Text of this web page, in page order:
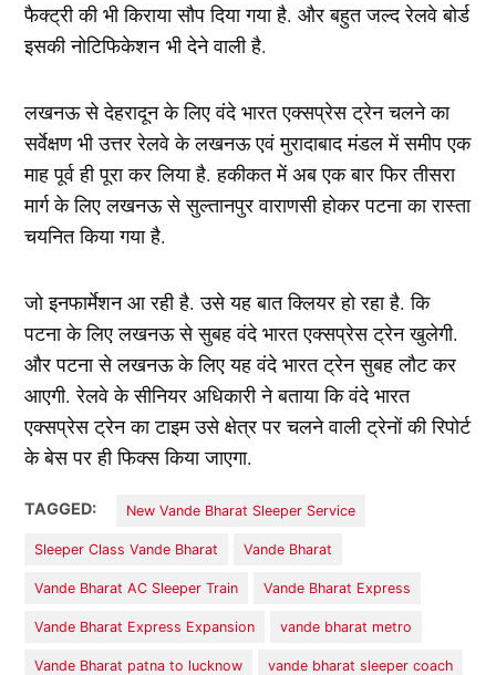
फैक्ट्री की भी किराया सौप दिया गया है. और बहुत जल्द रेलवे बोर्ड
इसकी नोटिफिकेशन भी देने वाली है.
लखनऊ से देहरादून के लिए वंदे भारत एक्सप्रेस ट्रेन चलने का
सर्वेक्षण भी उत्तर रेलवे के लखनऊ एवं मुरादाबाद मंडल में समीप एक
माह पूर्व ही पूरा कर लिया है. हकीकत में अब एक बार फिर तीसरा
मार्ग के लिए लखनऊ से सुल्तानपुर वाराणसी होकर पटना का रास्ता
चयनित किया गया है.
जो इनफार्मेशन आ रही है. उसे यह बात क्लियर हो रहा है. कि
पटना के लिए लखनऊ से सुबह वंदे भारत एक्सप्रेस ट्रेन खुलेगी.
और पटना से लखनऊ के लिए यह वंदे भारत ट्रेन सुबह लौट कर
आएगी. रेलवे के सीनियर अधिकारी ने बताया कि वंदे भारत
एक्सप्रेस ट्रेन का टाइम उसे क्षेत्र पर चलने वाली ट्रेनों की रिपोर्ट
के बेस पर ही फिक्स किया जाएगा.
TAGGED: New Vande Bharat Sleeper Service
Sleeper Class Vande Bharat Vande Bharat
Vande Bharat AC Sleeper Train Vande Bharat Express
Vande Bharat Express Expansion vande bharat metro
Vande Bharat patna to lucknow vande bharat sleeper coach